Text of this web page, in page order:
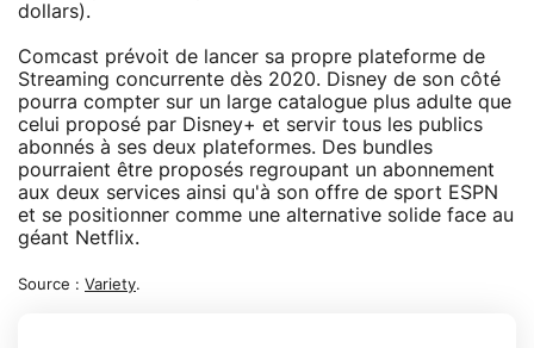
dollars).
Comcast prévoit de lancer sa propre plateforme de
Streaming concurrente dès 2020. Disney de son côté
pourra compter sur un large catalogue plus adulte que
celui proposé par Disney+ et servir tous les publics
abonnés à ses deux plateformes. Des bundles
pourraient être proposés regroupant un abonnement
aux deux services ainsi qu'à son offre de sport ESPN
et se positionner comme une alternative solide face au
géant Netflix.
Source : Variety.